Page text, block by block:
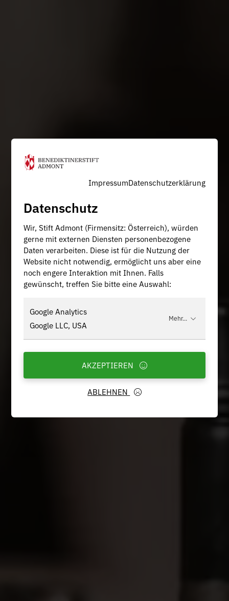
ImpressumDatenschutzerklärung
Datenschutz
Wir, Stift Admont (Firmensitz: Österreich), würden
gerne mit externen Diensten personenbezogene
Daten verarbeiten. Diese ist für die Nutzung der
Website nicht notwendig, ermöglicht uns aber eine
noch engere Interaktion mit Ihnen. Falls
gewünscht, treffen Sie bitte eine Auswahl:
Google Analytics
Google LLC, USA
Mehr...
ABLEHNEN
AKZEPTIEREN